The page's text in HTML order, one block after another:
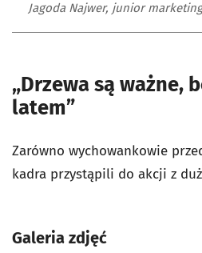
Jagoda Najwer, junior
„Drzewa są ważne,
latem”
Zarówno wychowankowie
kadra przystąpili do akcji z
Galeria zdjęć